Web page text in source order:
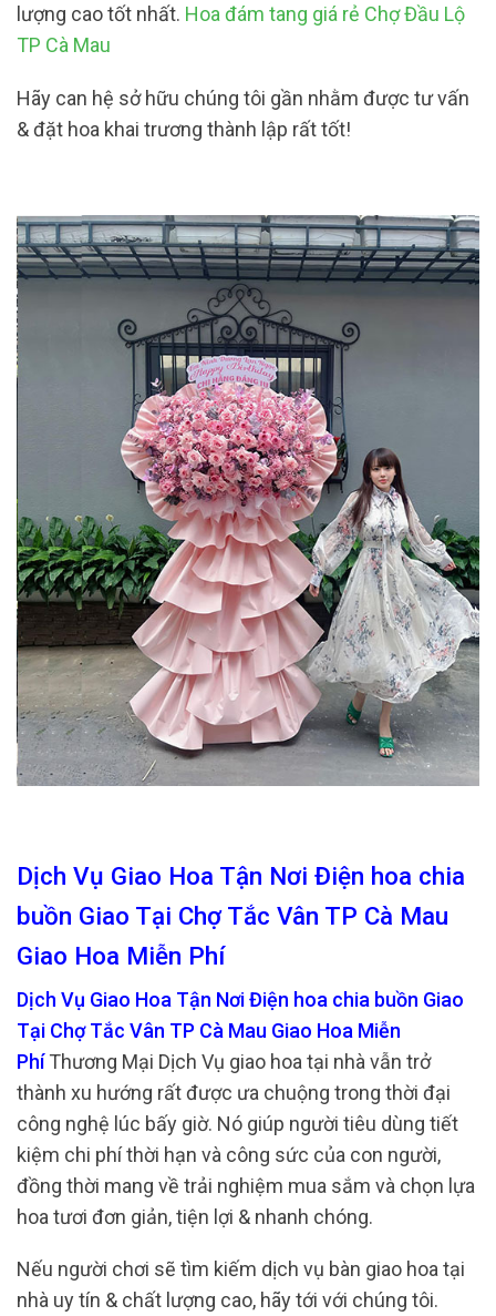
lượng cao tốt nhất. Hoa đám tang giá rẻ Chợ Đầu Lộ
TP Cà Mau
Hãy can hệ sở hữu chúng tôi gần nhằm được tư vấn
& đặt hoa khai trương thành lập rất tốt!
Dịch Vụ Giao Hoa Tận Nơi Điện hoa chia
buồn Giao Tại Chợ Tắc Vân TP Cà Mau
Giao Hoa Miễn Phí
Dịch Vụ Giao Hoa Tận Nơi Điện hoa chia buồn Giao
Tại Chợ Tắc Vân TP Cà Mau Giao Hoa Miễn
PhíThương Mại Dịch Vụ giao hoa tại nhà vẫn trở
thành xu hướng rất được ưa chuộng trong thời đại
công nghệ lúc bấy giờ. Nó giúp người tiêu dùng tiết
kiệm chi phí thời hạn và công sức của con người,
đồng thời mang về trải nghiệm mua sắm và chọn lựa
hoa tươi đơn giản, tiện lợi & nhanh chóng.
Nếu người chơi sẽ tìm kiếm dịch vụ bàn giao hoa tại
nhà uy tín & chất lượng cao, hãy tới với chúng tôi.